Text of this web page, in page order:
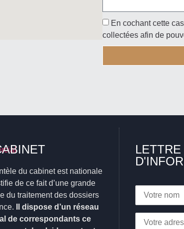
En cochant cette
collectées afin de
du cabinet est nationale
de ce fait d’une grande
du traitement des dossiers
Il dispose d’un réseau
de correspondants ce
LETTRE